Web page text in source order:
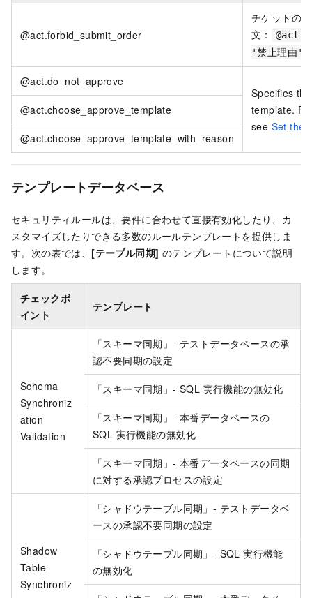
@act.forbid_submit_order
チケットの
文：
'禁止理由'
@act.do_not_approve
Specifies
template.
see Set the
@act.choose_approve_template
@act.choose_approve_template_with_reason
テンプレートデータベース
セキュリティルールは、要件に合わせて直接有効化したり、カ
スタマイズしたりできる多数のルールテンプレートを提供しま
す。次の表では、 [テーブル同期] のテンプレートについて説明
します。
チェックポ
イント
テンプレート
Schema
Synchroniz
ation
Validation
「スキーマ同期」- テストデータベースの承
認不要同期の設定
「スキーマ同期」- SQL 実行機能の無効化
「スキーマ同期」- 本番データベースの
SQL 実行機能の無効化
「スキーマ同期」- 本番データベースの同期
に対する承認プロセスの設定
Shadow
Table
Synchroniz
「シャドウテーブル同期」- テストデータベ
ースの承認不要同期の設定
「シャドウテーブル同期」- SQL 実行機能
の無効化